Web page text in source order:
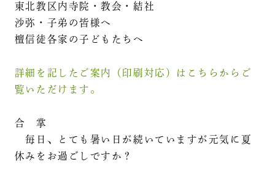
東北教区内寺院・教会・結社
沙弥・子弟の皆様へ
檀信徒各家の子どもたちへ
詳細を記したご案内（印刷対応）はこちらからご
覧いただけます。
合 掌
毎日、とても暑い日が続いていますが元気に夏
休みをお過ごしですか？